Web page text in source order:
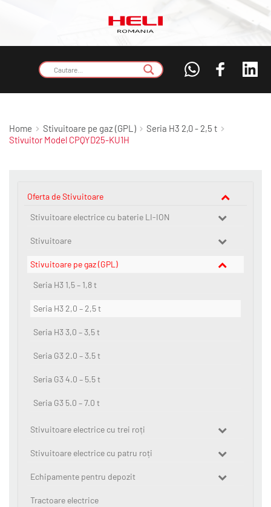
Home Stivuitoare pe gaz (GPL)
Seria H3 2,0 - 2,5 t
Stivuitor Model CPQYD25-KU1H
Oferta de Stivuitoare
Stivuitoare electrice cu baterie LI-ION
Stivuitoare
Stivuitoare pe gaz (GPL)
Seria H3 1,5 – 1,8 t
Seria H3 2,0 – 2,5 t
Seria H3 3,0 – 3,5 t
Seria G3 2.0 – 3.5 t
Seria G3 4.0 – 5.5 t
Seria G3 5.0 – 7.0 t
Stivuitoare electrice cu trei roți
Stivuitoare electrice cu patru roți
Echipamente pentru depozit
Tractoare electrice